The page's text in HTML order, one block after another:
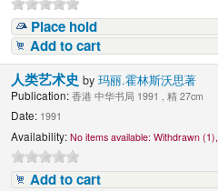
Place hold
Add to cart
人类艺术史by玛丽.霍林斯沃思著
Publication: 香港 中华书局 1991 , 精 27cm
Date: 1991
Availability: No items available: Withdrawn (1),
Add to cart